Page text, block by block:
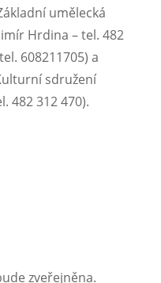
umělecká
Hrdina – tel. 482
608211705) a
sdružení
482 312 470).
zveřejněna.